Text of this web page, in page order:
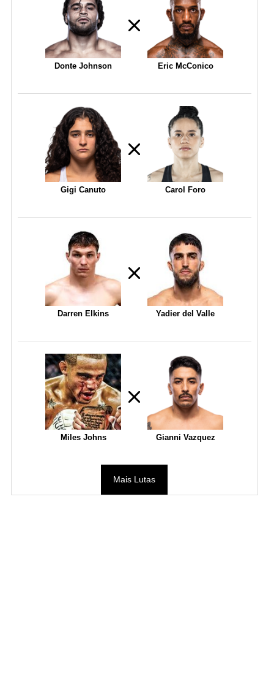
Donte Johnson Eric McConico
Gigi Canuto Carol Foro
Darren Elkins Yadier del Valle
Miles Johns Gianni Vazquez
Mais Lutas